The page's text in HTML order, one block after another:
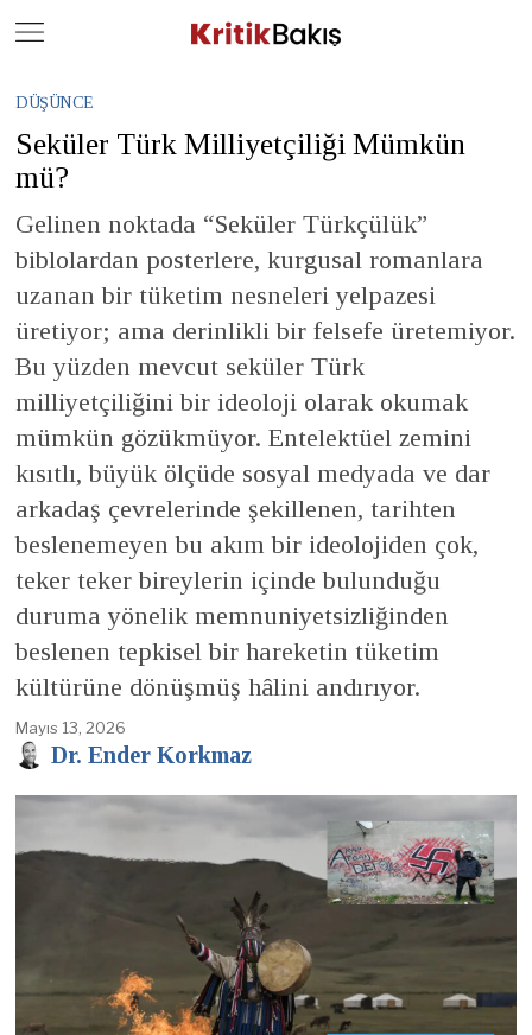
DÜŞÜNCE
Seküler Türk Milliyetçiliği Mümkün
mü?
Gelinen noktada “Seküler Türkçülük”
biblolardan posterlere, kurgusal romanlara
uzanan bir tüketim nesneleri yelpazesi
üretiyor; ama derinlikli bir felsefe üretemiyor.
Bu yüzden mevcut seküler Türk
milliyetçiliğini bir ideoloji olarak okumak
mümkün gözükmüyor. Entelektüel zemini
kısıtlı, büyük ölçüde sosyal medyada ve dar
arkadaş çevrelerinde şekillenen, tarihten
beslenemeyen bu akım bir ideolojiden çok,
teker teker bireylerin içinde bulunduğu
duruma yönelik memnuniyetsizliğinden
beslenen tepkisel bir hareketin tüketim
kültürüne dönüşmüş hâlini andırıyor.
Mayıs 13, 2026
Dr. Ender Korkmaz